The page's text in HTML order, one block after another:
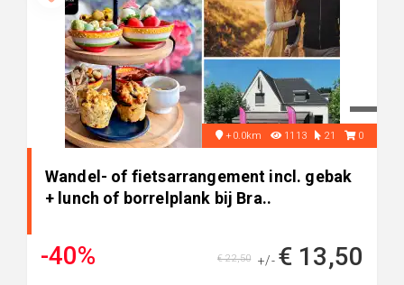
+0.0km 1113 21 0
Wandel- of fietsarrangement incl. gebak
+ lunch of borrelplank bij Bra..
-40% +/- € 13,50
€ 22,50